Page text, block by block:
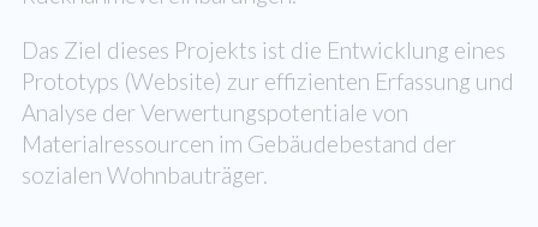
Das Ziel dieses Projekts ist die Entwicklung eines
Prototyps (Website) zur effizienten Erfassung und
Analyse der Verwertungspotentiale von
Materialressourcen im Gebäudebestand der
sozialen Wohnbauträger.